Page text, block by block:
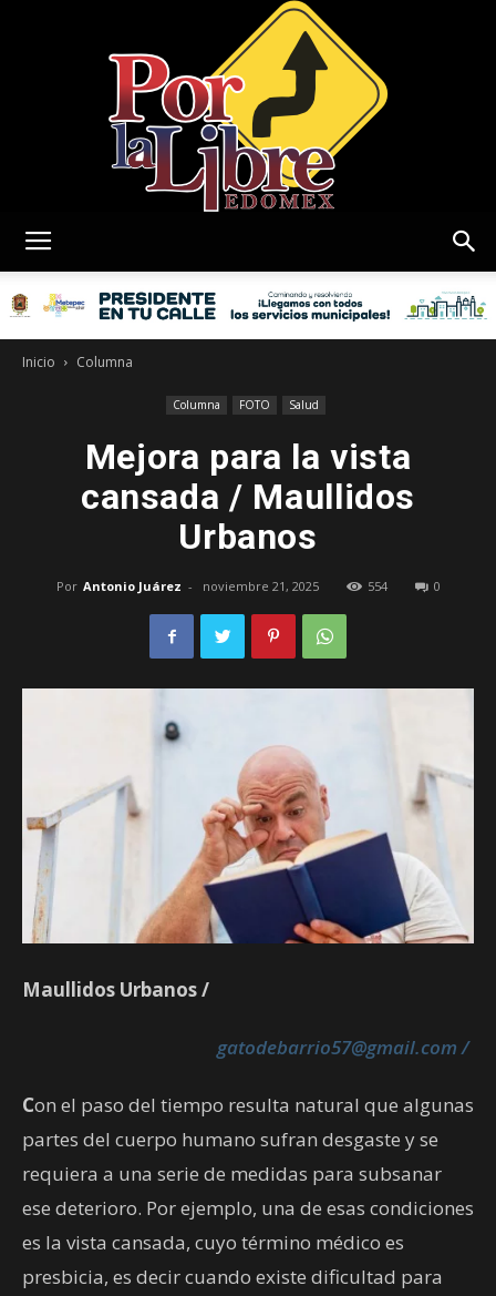
Libre
Edomex
Inicio Columna
Columna FOTO Salud
Mejora para la vista
cansada / Maullidos
Urbanos
Por Antonio Juárez - noviembre 21, 2025 554 0
Maullidos Urbanos /
gatodebarrio57@gmail.com /
Con el paso del tiempo resulta natural que algunas
partes del cuerpo humano sufran desgaste y se
requiera a una serie de medidas para subsanar
ese deterioro. Por ejemplo, una de esas condiciones
es la vista cansada, cuyo término médico es
presbicia, es decir cuando existe dificultad para